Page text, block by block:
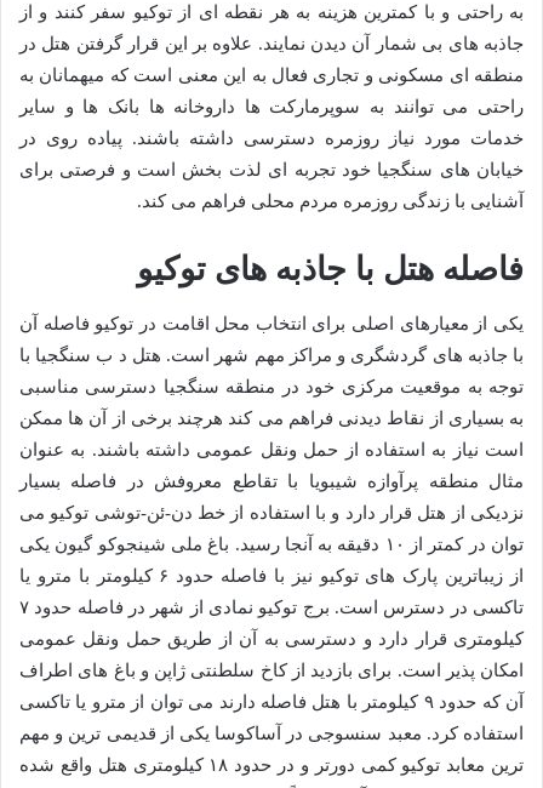
به راحتی و با کمترین هزینه به هر نقطه ای از توکیو سفر کنند و از
جاذبه های بی شمار آن دیدن نمایند. علاوه بر این قرار گرفتن هتل در
منطقه ای مسکونی و تجاری فعال به این معنی است که میهمانان به
راحتی می توانند به سوپرمارکت ها داروخانه ها بانک ها و سایر
خدمات مورد نیاز روزمره دسترسی داشته باشند. پیاده روی در
خیابان های سنگجیا خود تجربه ای لذت بخش است و فرصتی برای
آشنایی با زندگی روزمره مردم محلی فراهم می کند.
فاصله هتل با جاذبه های توکیو
یکی از معیارهای اصلی برای انتخاب محل اقامت در توکیو فاصله آن
با جاذبه های گردشگری و مراکز مهم شهر است. هتل د ب سنگجیا با
توجه به موقعیت مرکزی خود در منطقه سنگجیا دسترسی مناسبی
به بسیاری از نقاط دیدنی فراهم می کند هرچند برخی از آن ها ممکن
است نیاز به استفاده از حمل ونقل عمومی داشته باشند. به عنوان
مثال منطقه پرآوازه شیبویا با تقاطع معروفش در فاصله بسیار
نزدیکی از هتل قرار دارد و با استفاده از خط دن-ئن-توشی توکیو می
توان در کمتر از ۱۰ دقیقه به آنجا رسید. باغ ملی شینجوکو گیون یکی
از زیباترین پارک های توکیو نیز با فاصله حدود ۶ کیلومتر با مترو یا
تاکسی در دسترس است. برج توکیو نمادی از شهر در فاصله حدود ۷
کیلومتری قرار دارد و دسترسی به آن از طریق حمل ونقل عمومی
امکان پذیر است. برای بازدید از کاخ سلطنتی ژاپن و باغ های اطراف
آن که حدود ۹ کیلومتر با هتل فاصله دارند می توان از مترو یا تاکسی
استفاده کرد. معبد سنسوجی در آساکوسا یکی از قدیمی ترین و مهم
ترین معابد توکیو کمی دورتر و در حدود ۱۸ کیلومتری هتل واقع شده